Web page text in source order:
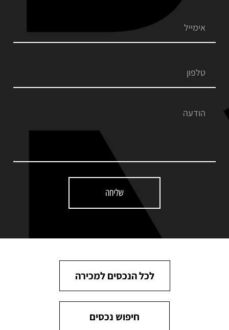
שליחה
לכל הנכסים למכירה
חיפוש נכסים